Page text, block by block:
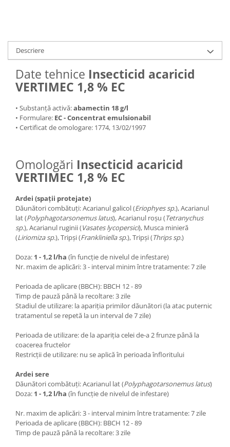
Descriere
Date tehnice Insecticid acaricid
VERTIMEC 1,8 % EC
• Substanță activă:abamectin 18 g/l
• Formulare: EC - Concentrat emulsionabil
• Certificat de omologare: 1774, 13/02/1997
Omologări Insecticid acaricid
VERTIMEC 1,8 % EC
Ardei (spații protejate)
Dăunători combătuți: Acarianul galicol (Eriophyes sp.), Acarianul
lat (Polyphagotarsonemus latus), Acarianul roșu (Tetranychus
sp.), Acarianul ruginii (Vasates lycopersici), Musca minieră
(Liriomiza sp.), Tripși (Frankliniella sp.), Tripși (Thrips sp.)
Doza: 1 - 1,2 l/ha (în funcție de nivelul de infestare)
Nr. maxim de aplicări: 3 - interval minim între tratamente: 7 zile
Perioada de aplicare (BBCH): BBCH 12 - 89
Timp de pauză până la recoltare: 3 zile
Stadiul de utilizare: la apariția primilor dăunători (la atac puternic
tratamentul se repetă la un interval de 7 zile)
Perioada de utilizare: de la apariția celei de-a 2 frunze până la
coacerea fructelor
Restricții de utilizare: nu se aplică în perioada înfloritului
Ardei sere
Dăunători combătuți: Acarianul lat (Polyphagotarsonemus latus)
Doza: 1 - 1,2 l/ha (în funcție de nivelul de infestare)
Nr. maxim de aplicări: 3 - interval minim între tratamente: 7 zile
Perioada de aplicare (BBCH): BBCH 12 - 89
Timp de pauză până la recoltare: 3 zile